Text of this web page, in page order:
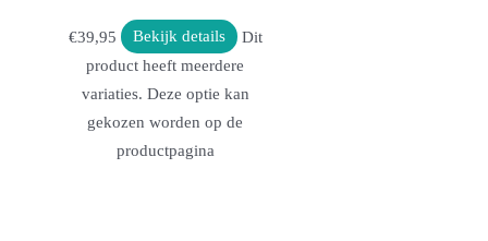
€39,95 Bekijk details
Dit
product heeft meerdere
variaties. Deze optie kan
gekozen worden op de
productpagina